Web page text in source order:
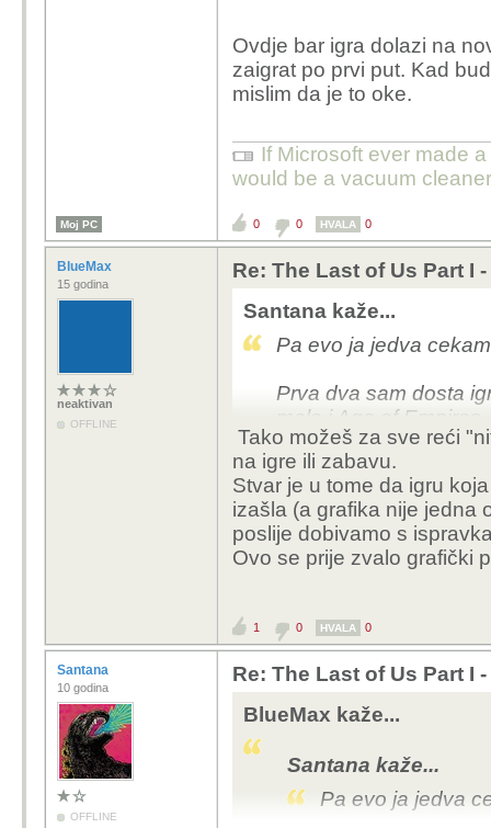
Ovdje bar igra dolazi na
zaigrat po prvi put. Kad
mislim da je to oke.
If Microsoft ever made
would be a vacuum
Moj PC 0 0 HVALA 0
BlueMax
15 godina
neaktivan
OFFLINE
Re: The Last of Us Part I
Santana kaže...
Pa evo ja jedva
Prva dva sam dosta
malo i Age of
njega.
Zar mozemo krivit
immortal ? Igra je
igraju i bacaju novce
firma hoce cim vecu
Ovdje bar igra dolazi
ju zaigrat po prvi put.
Tako možeš za sve reći
na igre ili zabavu.
Stvar je u tome da igru
izašla (a grafika nije jedna
poslije dobivamo s
Ovo se prije zvalo grafički
1 0 HVALA 0
Santana
10 godina
OFFLINE
Re: The Last of Us Part I
BlueMax kaže...
Santana kaže...
Pa evo ja jedva